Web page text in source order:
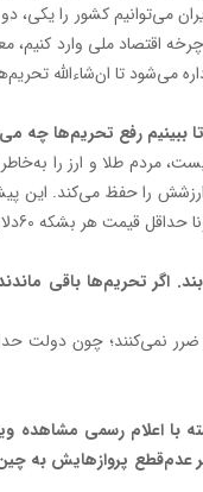
می‌توانیم کشور را یکی،
است را به چرخه اقتصاد ملی
می‌شود تا ان‌شاءالله
ببینیم رفع تحریم‌ها چه
مردم طلا و ارز را
2سال دیگر ادامه می‌یابند.
ضرر نمی‌کنند؛ چون دولت
اعلام رسمی مشاهده
پروازهایش به چین